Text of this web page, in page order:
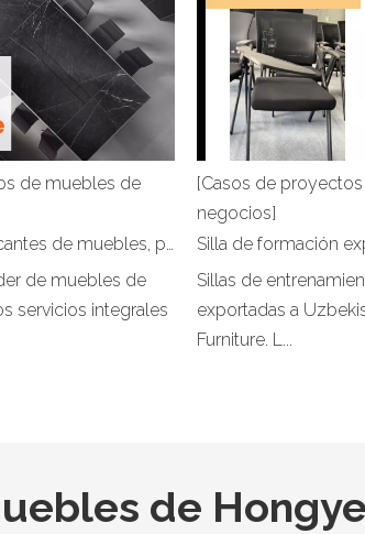
de muebles de
Nosotros, los fabricantes de muebles, proporcionamos a 'The Place' Dubai las soluciones de muebles
de muebles de
servicios integrales
[Casos de
negocios]
Sillas de
exportadas a
Furniture. L...
de